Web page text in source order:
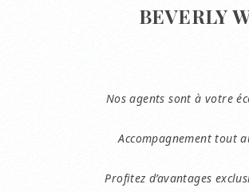
BEVERLY
Nos agents sont à votre
Accompagnement tout
Profitez d’avantages